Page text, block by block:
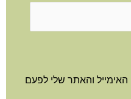
והאתר שלי לפעם